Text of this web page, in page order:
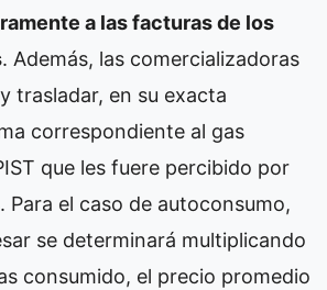
a las facturas de los
. Además, las comercializadoras
trasladar, en su exacta
correspondiente al gas
que les fuere percibido por
Para el caso de autoconsumo,
se determinará multiplicando
consumido, el precio promedio